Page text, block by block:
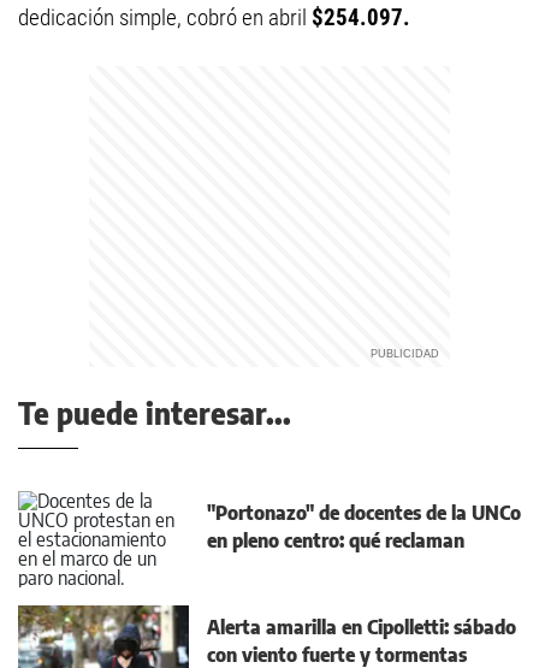
dedicación simple, cobró en abril $254.097.
Te puede interesar...
"Portonazo" de docentes de la UNCo
en pleno centro: qué reclaman
Alerta amarilla en Cipolletti: sábado
con viento fuerte y tormentas